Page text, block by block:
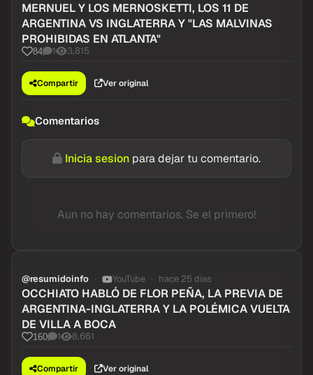
MERNUEL Y LOS MERNOSKETTI, LOS 11 DE
ARGENTINA VS INGLATERRA Y "LAS MALVINAS
PROHIBIDAS EN ATLANTA"
84 1 3,815
Compartir Ver original
Comentarios
Inicia sesion para dejar tu comentario.
Aun no hay comentarios. Se el primero!
@resumidoinfo YouTube hace 25 dias
OCCHIATO HABLÓ DE FLOR PEÑA, LA PREVIA DE
ARGENTINA-INGLATERRA Y LA POLÉMICA VUELTA
DE VILLA A BOCA
160 1 8,661
Compartir Ver original